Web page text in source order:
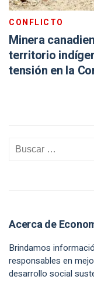
CONFLICTO
Minera
territorio
tensión en la
Acerca de
Brindamos
responsables en
desarrollo social